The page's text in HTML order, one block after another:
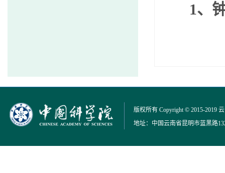
1、
版权所有 Copyright © 2015-2019
地址：中国云南省昆明市蓝黑路